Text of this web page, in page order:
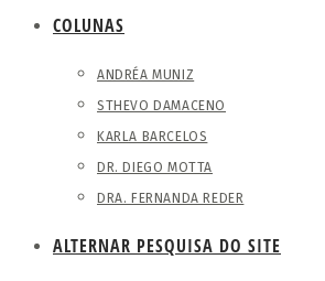
COLUNAS
ANDRÉA MUNIZ
STHEVO DAMACENO
KARLA BARCELOS
DR. DIEGO MOTTA
DRA. FERNANDA REDER
ALTERNAR PESQUISA DO SITE